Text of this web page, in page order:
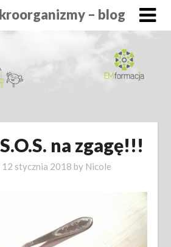
– blog
na zgagę!!!
12 stycznia 2018 by Nicole